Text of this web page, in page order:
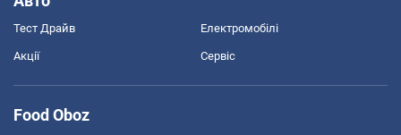
Тест Драйв Електромобілі
Акції Сервіс
Food Oboz